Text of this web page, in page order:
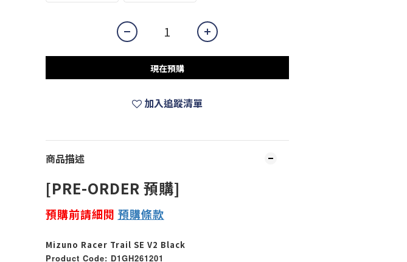
現在預購
加入追蹤清單
商品描述
[PRE-ORDER 預購]
預購前請細閱 預購條款
Mizuno Racer Trail SE V2 Black
Product Code: D1GH261201